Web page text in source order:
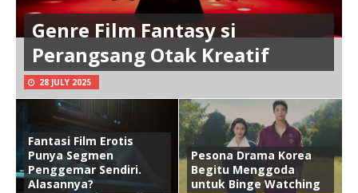
Genre Film Fantasy si
Perangsang Otak Kreatif
28 JULY 2025
Fantasi Film Erotis
Punya Segmen
Penggemar Sendiri.
Alasannya?
Pesona Drama Korea
Begitu Menggoda
untuk Binge Watching